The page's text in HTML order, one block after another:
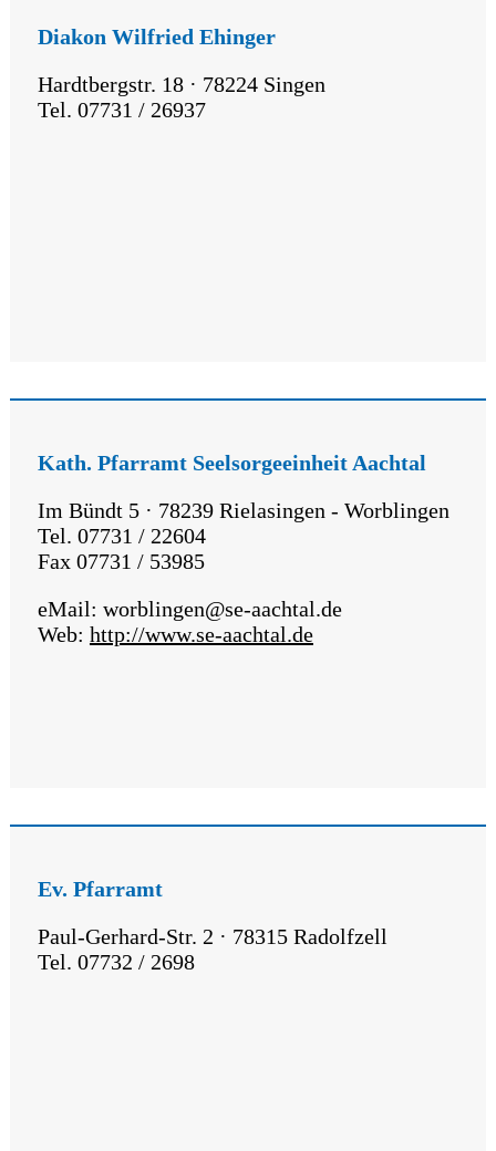
Diakon Wilfried Ehinger
Hardtbergstr. 18 · 78224 Singen
Tel. 07731 / 26937
Kath. Pfarramt Seelsorgeeinheit Aachtal
Im Bündt 5 · 78239 Rielasingen - Worblingen
Tel. 07731 / 22604
Fax 07731 / 53985
eMail: worblingen@se-aachtal.de
Web: http://www.se-aachtal.de
Ev. Pfarramt
Paul-Gerhard-Str. 2 · 78315 Radolfzell
Tel. 07732 / 2698